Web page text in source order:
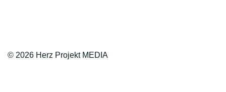
© 2026 Herz Projekt MEDIA